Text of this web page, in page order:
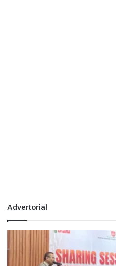
Advertorial